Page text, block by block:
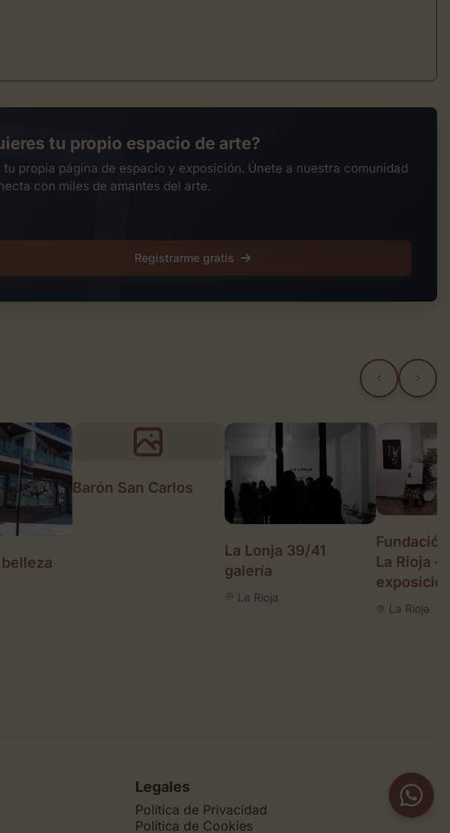
tu propio espacio de arte?
tu propia página de espacio y exposición. Únete a nuestra comunidad
con miles de amantes del arte.
Registrarme gratis
Barón San Carlos
La Lonja 39/41
galería
La Rioja
La Rioja –
La Rioja
Legales
Política de Privacidad
Política de Cookies